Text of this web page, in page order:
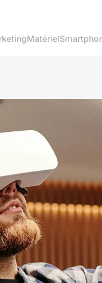
Matériel